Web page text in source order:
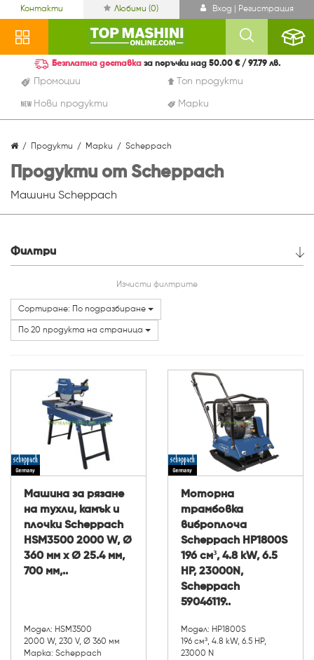
Контакти Любими (0) Вход | Регистрация
Промоции Топ продукти
Нови продукти Марки
Безплатна доставка за поръчки над 50.00 € / 97.79 лв.
Продукти Марки Scheppach
Продукти от Scheppach
Машини Scheppach
Филтри
Категории
Изчисти филтрите
Сортиране: По подразбиране
По 20 продукта на страница
Машина за рязане
на тухли, камък и
плочки Scheppach
HSM3500 2000 W, Ø
360 мм x Ø 25.4 мм,
700 мм,..
Модел: HSM3500
2000 W, 230 V, Ø 360 мм
Марка: Scheppach
Моторна
трамбовка
виброплоча
Scheppach HP1800S
196 см³, 4.8 kW, 6.5
HP, 23000N,
Scheppach
59046119..
Модел: HP1800S
196 см³, 4.8 kW, 6.5 HP,
23000 N